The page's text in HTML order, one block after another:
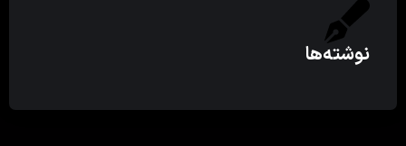
نوشته‌ها